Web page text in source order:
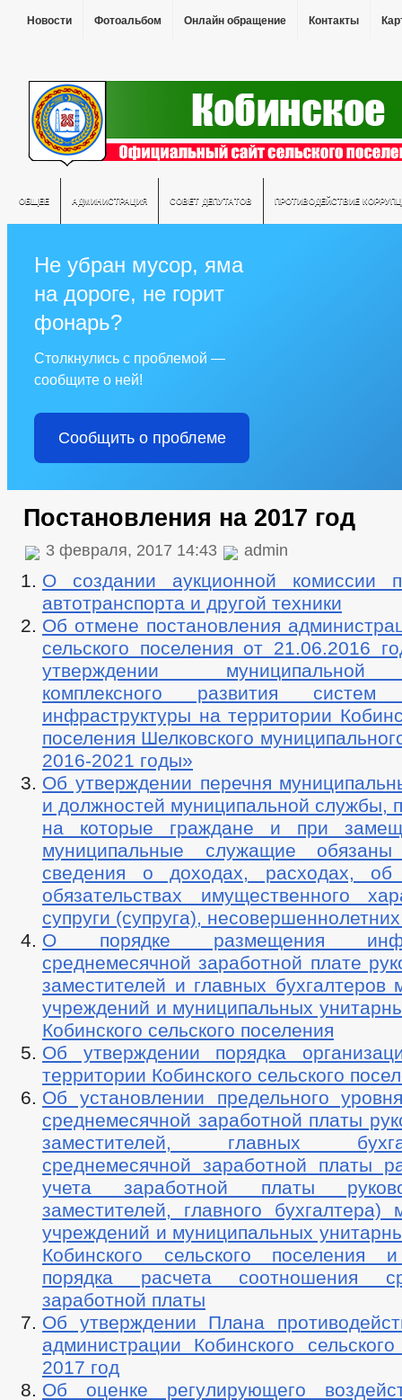
Новости Фотоальбом Онлайн обращение Контакты
ОБЩЕЕ АДМИНИСТРАЦИЯ СОВЕТ ДЕПУТАТОВ ПРОТИВОДЕЙСТВИЕ
Не убран мусор, яма
на дороге, не горит
фонарь?
Столкнулись с проблемой —
сообщите о ней!
Сообщить о проблеме
Постановления на 2017 год
3 февраля, 2017 14:43 admin
О создании аукционной комиссии
автотранспорта и другой техники
Об отмене постановления
сельского поселения от
утверждении
комплексного развития систем
инфраструктуры на территории
поселения Шелковского
2016-2021 годы»
Об утверждении перечня
и должностей муниципальной службы,
на которые граждане и при
муниципальные служащие обязаны
сведения о доходах, расходах,
обязательствах имущественного
супруги (супруга),
О порядке размещения
среднемесячной заработной плате
заместителей и главных бухгалтеров
учреждений и муниципальных
Кобинского сельского поселения
Об утверждении порядка
территории Кобинского сельского
Об установлении предельного
среднемесячной заработной платы
заместителей, главных
среднемесячной заработной платы
учета заработной платы
заместителей, главного бухгалтера)
учреждений и муниципальных
Кобинского сельского поселения
порядка расчета соотношения
заработной платы
Об утверждении Плана
администрации Кобинского
2017 год
Об оценке регулирующего